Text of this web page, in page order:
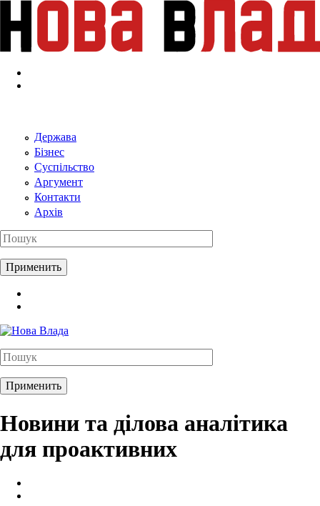
Перейти к основному содержанию
Держава
Бізнес
Суспільство
Аргумент
Контакти
Архів
Новини та ділова аналітика
для проактивних